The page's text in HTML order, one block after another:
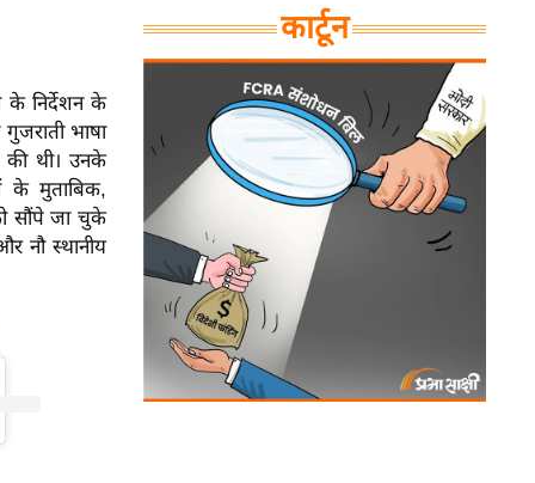
निर्देशन के
भाषा
की थी। उनके
के मुताबिक,
सौंपे जा चुके
नौ स्थानीय
कार्टून